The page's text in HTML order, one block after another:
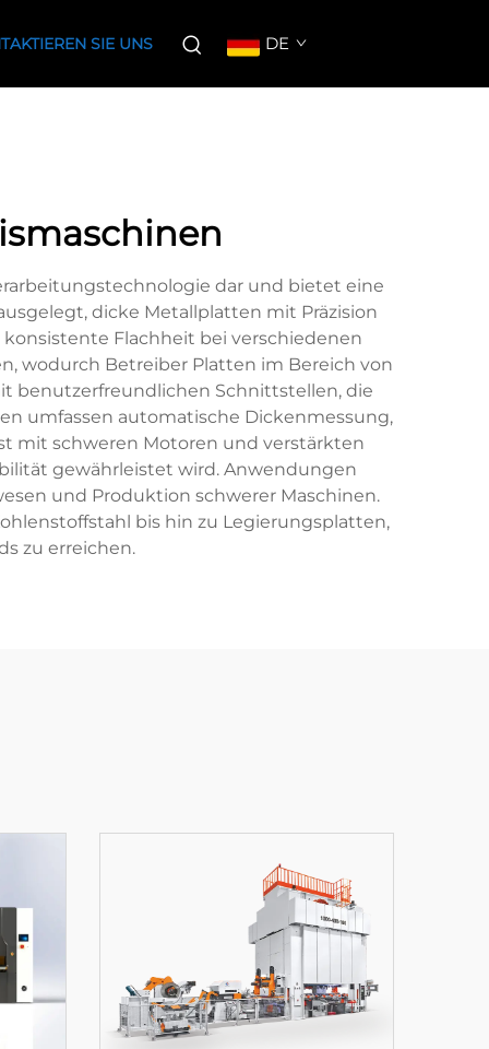
SIE UNS DE
dar und bietet eine
dicke Metallplatten mit Präzision
Flachheit bei verschiedenen
wodurch Betreiber Platten im Bereich von
benutzerfreundlichen Schnittstellen, die
umfassen automatische Dickenmessung,
mit schweren Motoren und verstärkten
gewährleistet wird. Anwendungen
und Produktion schwerer Maschinen.
bis hin zu Legierungsplatten,
zu erreichen.